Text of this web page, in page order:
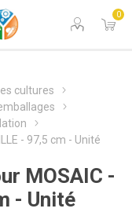
0
cultures
- 97,5 cm - Unité
MOSAIC -
- Unité